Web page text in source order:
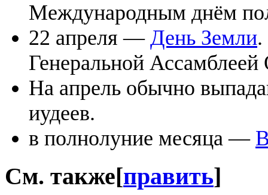
Международным днём
22 апреля — День Земли
Генеральной
На апрель обычно
иудеев.
в полнолуние месяца —
См. также[править]